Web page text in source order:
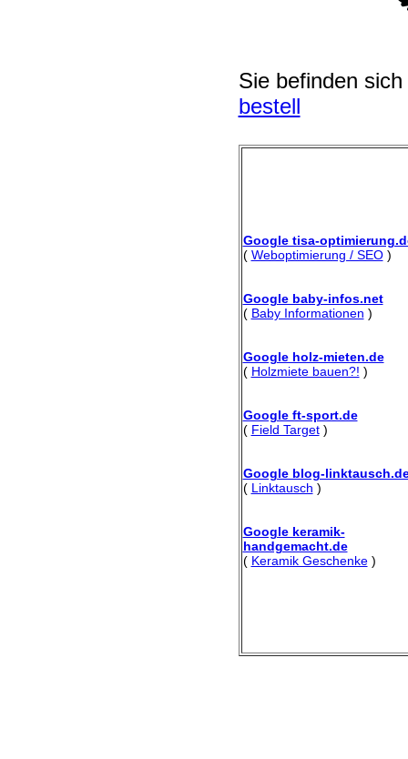
Sie befinden
bestell
Google tisa-
( Weboptimierung / SEO)
Google baby-infos.net
( Baby Informationen )
Google holz-mieten.de
( Holzmiete bauen?! )
Google ft-sport.de
( Field Target)
Google blog-
( Linktausch )
Google keramik-
handgemacht.de
( Keramik Geschenke)